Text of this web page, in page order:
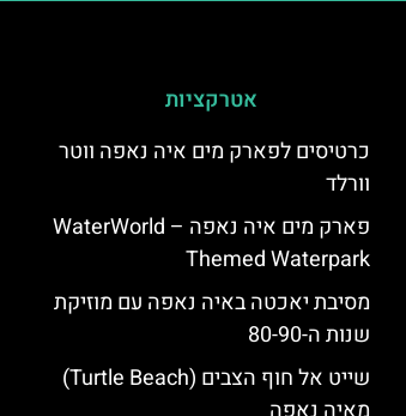
אטרקציות
כרטיסים לפארק מים איה נאפה ווטר
וורלד
פארק מים איה נאפה – ‪‪WaterWorld
Themed Waterpark‬‬
מסיבת יאכטה באיה נאפה עם מוזיקת
שנות ה-80-90
שייט אל חוף הצבים (Turtle Beach)